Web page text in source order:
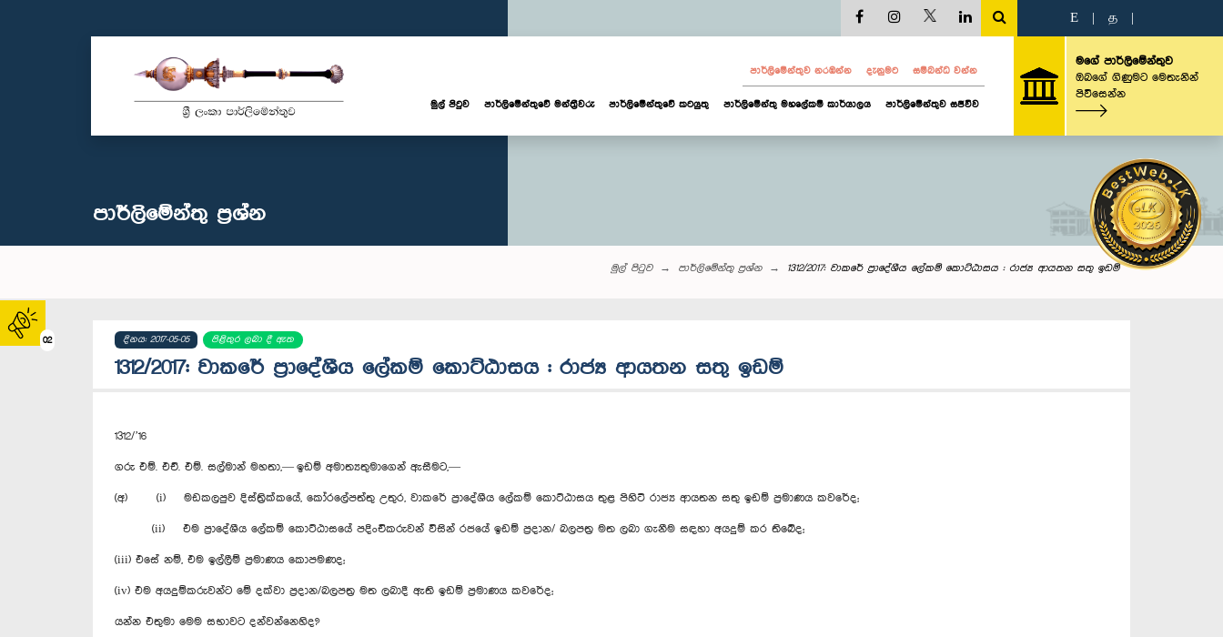
02
E த
පාර්ලි‌මේන්තුව නරඹන්න දැනුමට සම්බන්ධ වන්න
මුල් පිටුව පාර්ලි‌මේන්තුවේ මන්ත්‍රීවරු පාර්ලිමේන්තුවේ කටයුතු පාර්ලිමේන්තු මහලේකම් කාර්යාලය පාර්ලිමේන්තුව සජීවීව
මගේ පාර්ලිමේන්තුව
ඔබගේ ගිණුමට මෙතැනින්
පිවිසෙන්න
පාර්ලි‌මේන්තු‌ ප්‍රශ්න
මුල් පිටුව පාර්ලි‌මේන්තු‌ ප්‍රශ්න 1312/2017: වාකරේ ප්‍රාදේශීය ලේකම් කොට්ඨාසය : රාජ්‍ය ආයතන සතු ඉඩම්
දිනය: 2017-05-05 පිළිතුර ලබා දී ඇත
1312/2017: වාකරේ ප්‍රාදේශීය ලේකම් කොට්ඨාසය : රාජ්‍ය ආයතන සතු ඉඩම්
1312/’16
ගරු එම්. එච්. එම්. සල්මාන් මහතා,— ඉඩම් අමාත්‍යතුමාගෙන් ඇසීමට,—
(අ) (i) මඩකලපුව දිස්ත්‍රික්කයේ, කෝරලේපත්තු උතුර, වාකරේ ප්‍රාදේශීය ලේකම් කොට්ඨාසය තුළ පිහිටි රාජ්‍ය ආයතන සතු ඉඩම් ප්‍රමාණය කවරේද;
(ii) එම ප්‍රාදේශීය ලේකම් කොට්ඨාසයේ පදිංචිකරුවන් විසින් රජයේ ඉඩම් ප්‍රදාන/ බලපත්‍ර මත ලබා ගැනීම සඳහා අයදුම් කර තිබේද;
(iii) එසේ නම්, එම ඉල්ලීම් ප්‍රමාණය කොපමණද;
(iv) එම අයදුම්කරුවන්ට මේ දක්වා ප්‍රදාන/බලපත්‍ර මත ලබාදී ඇති ඉඩම් ප්‍රමාණය කවරේද;
යන්න එතුමා මෙම සභාවට දන්වන්නෙහිද?